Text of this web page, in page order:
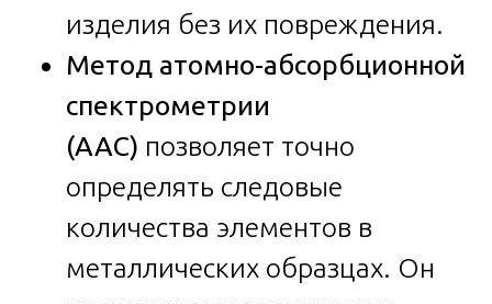
изделия без их повреждения.
Метод атомно-абсорбционной
спектрометрии
(ААС) позволяет точно
определять следовые
количества элементов в
металлических образцах. Он